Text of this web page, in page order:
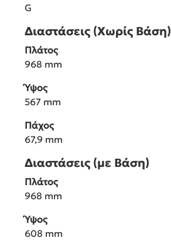
G
Διαστάσεις (Χωρίς Βάση)
Πλάτος
968 mm
Ύψος
567 mm
Πάχος
67,9 mm
Διαστάσεις (με Βάση)
Πλάτος
968 mm
Ύψος
608 mm